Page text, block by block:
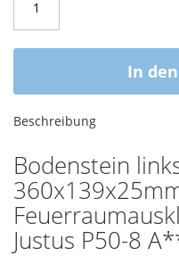
In
Beschreibung
Bodenstein
Justus P50-8